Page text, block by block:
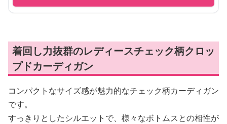
着回し力抜群のレディースチェック柄クロッ
プドカーディガン
コンパクトなサイズ感が魅力的なチェック柄カーディガン
です。
すっきりとしたシルエットで、様々なボトムスとの相性が